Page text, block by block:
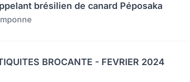
brésilien de canard Péposaka
BROCANTE - FEVRIER 2024